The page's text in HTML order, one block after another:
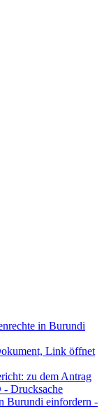
in Burundi
Link öffnet
zu dem Antrag
Drucksache
Burundi einfordern -